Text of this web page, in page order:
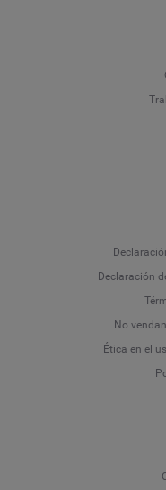
Declaración
No
Ética en el